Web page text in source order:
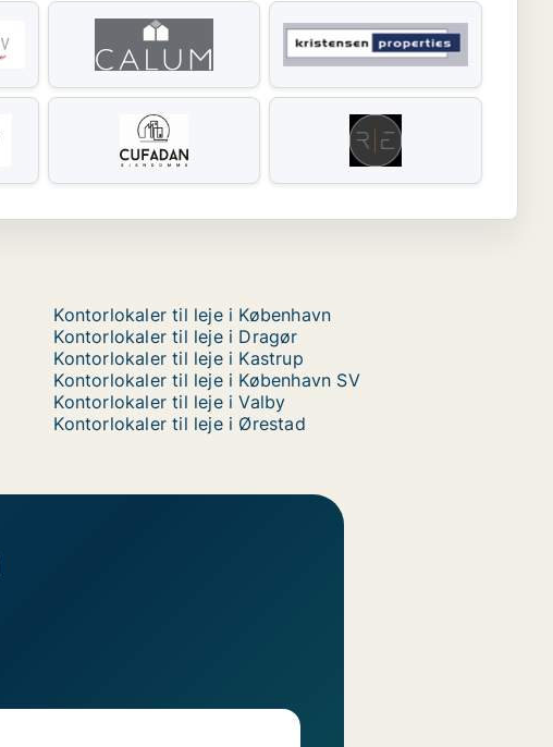
Kontorlokaler til leje i København
Kontorlokaler til leje i Dragør
Kontorlokaler til leje i Kastrup
Kontorlokaler til leje i København SV
Kontorlokaler til leje i Valby
Kontorlokaler til leje i Ørestad